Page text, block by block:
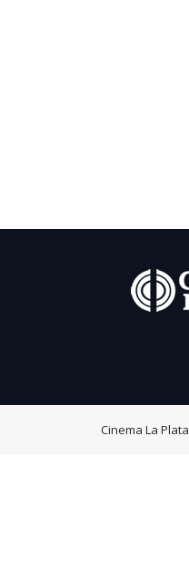
Cinema La Plata